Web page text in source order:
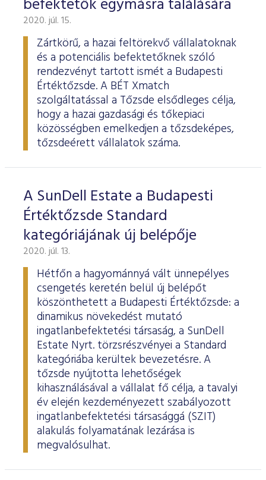
ESG Útmutató
befektetők egymásra találására
2020. júl. 15.
Zártkörű, a hazai feltörekvő vállalatoknak
és a potenciális befektetőknek szóló
rendezvényt tartott ismét a Budapesti
Értéktőzsde. A BÉT Xmatch
szolgáltatással a Tőzsde elsődleges célja,
hogy a hazai gazdasági és tőkepiaci
közösségben emelkedjen a tőzsdeképes,
tőzsdeérett vállalatok száma.
A SunDell Estate a Budapesti
Értéktőzsde Standard
kategóriájának új belépője
2020. júl. 13.
Hétfőn a hagyománnyá vált ünnepélyes
csengetés keretén belül új belépőt
köszönthetett a Budapesti Értéktőzsde: a
dinamikus növekedést mutató
ingatlanbefektetési társaság, a SunDell
Estate Nyrt. törzsrészvényei a Standard
kategóriába kerültek bevezetésre. A
tőzsde nyújtotta lehetőségek
kihasználásával a vállalat fő célja, a tavalyi
év elején kezdeményezett szabályozott
ingatlanbefektetési társasággá (SZIT)
alakulás folyamatának lezárása is
megvalósulhat.